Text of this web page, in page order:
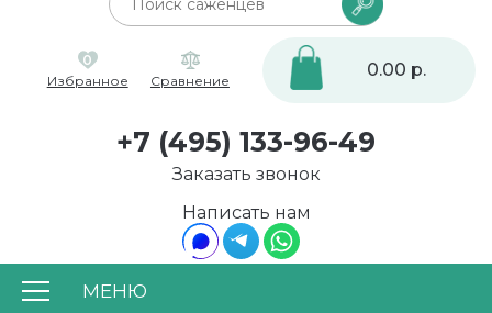
МЕНЮ
Написать нам
0
Избранное
Сравнение
0.00 р.
+7 (495) 133-96-49
Заказать звонок